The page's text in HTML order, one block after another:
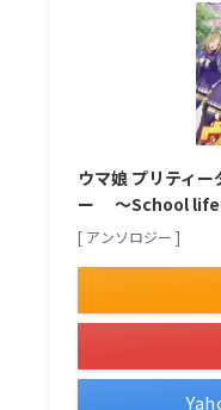
ウマ娘 プリティ
ー ～School life
[ アンソロジー ]